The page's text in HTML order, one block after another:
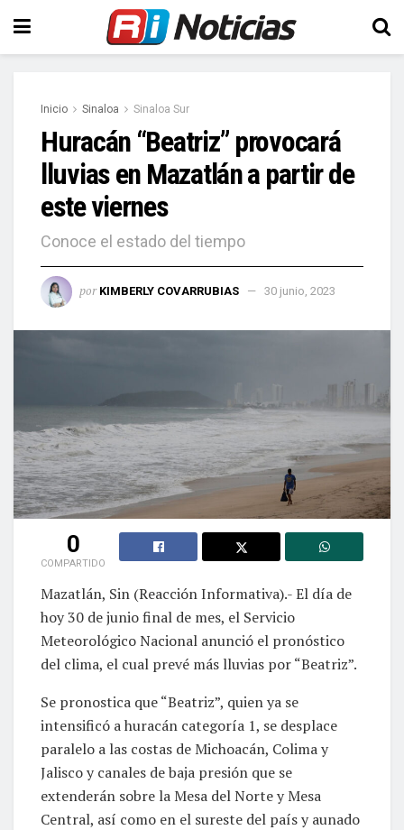
Inicio Sinaloa Sinaloa Sur
Huracán “Beatriz” provocará
lluvias en Mazatlán a partir de
este viernes
Conoce el estado del tiempo
por KIMBERLY COVARRUBIAS 30 junio, 2023
0
COMPARTIDO
Mazatlán, Sin (Reacción Informativa).- El día de
hoy 30 de junio final de mes, el Servicio
Meteorológico Nacional anunció el pronóstico
del clima, el cual prevé más lluvias por “Beatriz”.
Se pronostica que “Beatriz”, quien ya se
intensificó a huracán categoría 1, se desplace
paralelo a las costas de Michoacán, Colima y
Jalisco y canales de baja presión que se
extenderán sobre la Mesa del Norte y Mesa
Central, así como en el sureste del país y aunado